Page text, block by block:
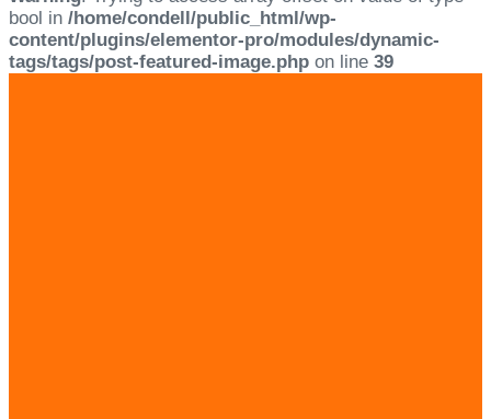
bool in /home/condell/public_html/wp-
content/plugins/elementor-pro/modules/dynamic-
tags/tags/post-featured-image.php on line 39